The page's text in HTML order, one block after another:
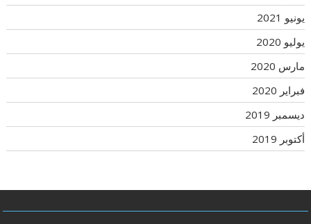
يونيو 2021
يوليو 2020
مارس 2020
فبراير 2020
ديسمبر 2019
أكتوبر 2019